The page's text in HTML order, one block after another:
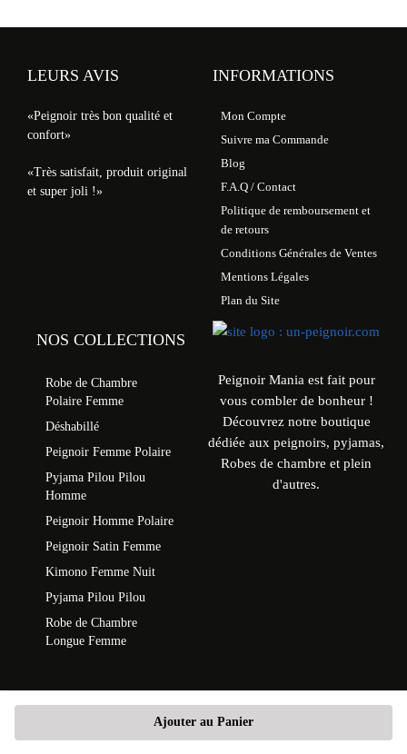
Ajouter au Panier
LEURS AVIS
«Peignoir très bon qualité et
confort»
«Très satisfait, produit original
et super joli !»
INFORMATIONS
Mon Compte
Suivre ma Commande
Blog
F.A.Q / Contact
Politique de remboursement et
de retours
Conditions Générales de Ventes
Mentions Légales
Plan du Site
NOS COLLECTIONS
Robe de Chambre
Polaire Femme
Déshabillé
Peignoir Femme Polaire
Pyjama Pilou Pilou
Homme
Peignoir Homme Polaire
Peignoir Satin Femme
Kimono Femme Nuit
Pyjama Pilou Pilou
Robe de Chambre
Longue Femme
Peignoir Mania est fait pour
vous combler de bonheur !
Découvrez notre boutique
dédiée aux peignoirs, pyjamas,
Robes de chambre et plein
d'autres.